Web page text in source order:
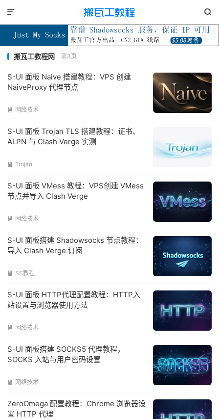


搬瓦工教程网 第3页
S-UI 面板 Naive 搭建教程：VPS 创建
NaiveProxy 代理节点
 网络技术
S-UI 面板 Trojan TLS 搭建教程：证书、
ALPN 与 Clash Verge 实测
 Trojan
S-UI 面板 VMess 教程：VPS创建 VMess
节点并导入 Clash Verge
 网络技术
S-UI 面板搭建 Shadowsocks 节点教程：
导入 Clash Verge 订阅
 SS教程
S-UI 面板 HTTP代理配置教程：HTTP入
站设置与浏览器使用方法
 网络技术
S-UI 面板搭建 SOCKS5 代理教程，
SOCKS 入站与用户密码设置
 网络技术
ZeroOmega 配置教程：Chrome 浏览器设
置 HTTP 代理